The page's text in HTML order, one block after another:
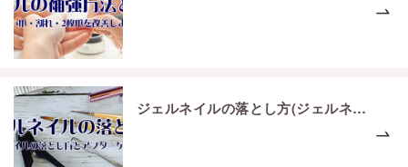
ジェルネイルの落とし方(ジェルネイルオフ)とアフターケアについて